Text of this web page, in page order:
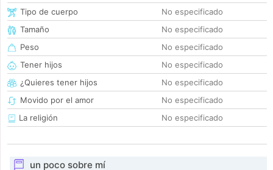
Tipo de cuerpo
No especificado
Tamaño
No especificado
Peso
No especificado
Tener hijos
No especificado
¿Quieres tener hijos
No especificado
Movido por el amor
No especificado
La religión
No especificado
un poco sobre mí